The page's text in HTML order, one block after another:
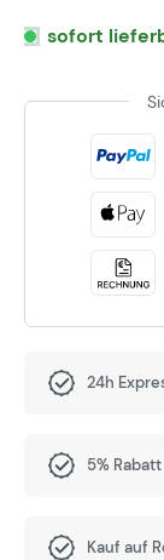
sofort
24h
5%
Kauf auf